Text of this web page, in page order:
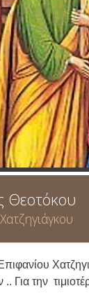
Θεοτόκου
.. Για την